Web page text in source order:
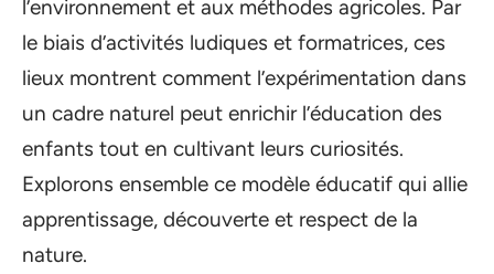
l’environnement et aux méthodes agricoles. Par
le biais d’activités ludiques et formatrices, ces
lieux montrent comment l’expérimentation dans
un cadre naturel peut enrichir l’éducation des
enfants tout en cultivant leurs curiosités.
Explorons ensemble ce modèle éducatif qui allie
apprentissage, découverte et respect de la
nature.